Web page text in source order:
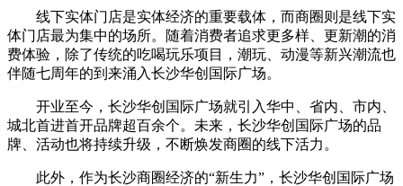
线下实体门店是实体经济的重要载体，而商圈则是线下实
体门店最为集中的场所。随着消费者追求更多样、更新潮的消
费体验，除了传统的吃喝玩乐项目，潮玩、动漫等新兴潮流也
伴随七周年的到来涌入长沙华创国际广场。
开业至今，长沙华创国际广场就引入华中、省内、市内、
城北首进首开品牌超百余个。未来，长沙华创国际广场的品
牌、活动也将持续升级，不断焕发商圈的线下活力。
此外，作为长沙商圈经济的“新生力”，长沙华创国际广场